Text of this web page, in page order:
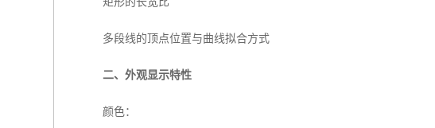
多段线的顶点位置与曲线拟合方式
二、外观显示特性
颜色：